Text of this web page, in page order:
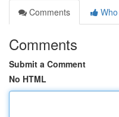
Comments
Comments
Submit a Comment
No HTML